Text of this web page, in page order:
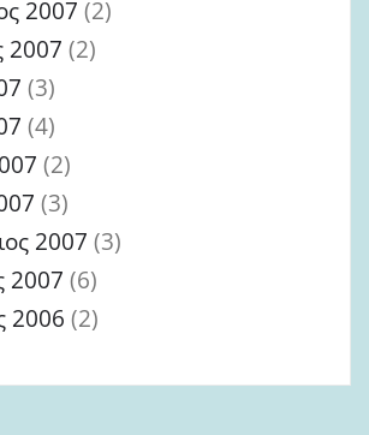
2007 (2)
2007 (2)
(3)
(4)
(2)
(3)
2007 (3)
2007 (6)
2006 (2)